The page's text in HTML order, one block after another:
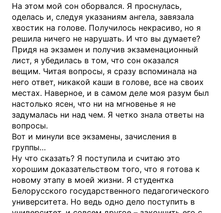
На этом мой сон оборвался. Я проснулась,
оделась и, следуя указаниям ангела, завязала
хвостик на голове. Получилось некрасиво, но я
решила ничего не нарушать. И что вы думаете?
Придя на экзамен и получив экзаменационный
лист, я убедилась в том, что сон оказался
вещим. Читая вопросы, я сразу вспоминала на
него ответ, никакой каши в голове, все на своих
местах. Наверное, и в самом деле моя разум был
настолько ясен, что ни на мгновенье я не
задумалась ни над чем. Я четко знала ответы на
вопросы.
Вот и минули все экзамены, зачисления в
группы…
Ну что сказать? Я поступила и считаю это
хорошим доказательством того, что я готова к
новому этапу в моей жизни. Я студентка
Белорусского государственного педагогического
университета. Но ведь одно дело поступить в